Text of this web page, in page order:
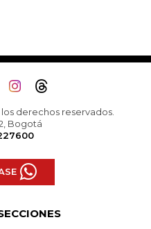
derechos reservados.
Bogotá